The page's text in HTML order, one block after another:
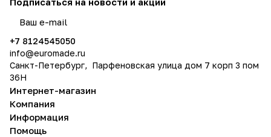
+7 8124545050
info@euromade.ru
Санкт-Петербург, Парфеновская улица дом 7 корп 3 пом
36Н
Интернет-магазин
Компания
Информация
Помощь